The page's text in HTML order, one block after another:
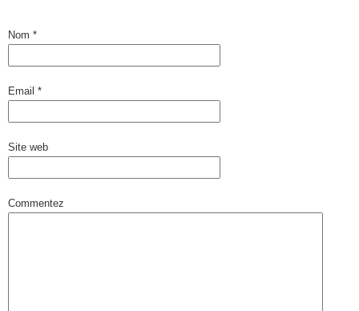
Nom *
Email *
Site web
Commentez